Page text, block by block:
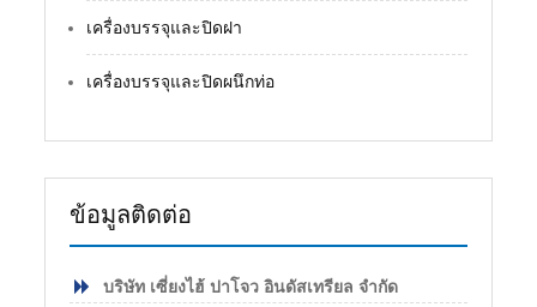
เครื่องบรรจุและปิดฝา
เครื่องบรรจุและปิดผนึกท่อ
ข้อมูลติดต่อ
บริษัท เซี่ยงไฮ้ ปาโจว อินดัสเทรียล จำกัด